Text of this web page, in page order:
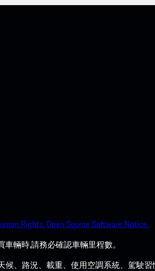
Rights.Open Source Software Notice.
輛時,請務必確認車輛里程數。
、路況、載重、使用空調系統、駕駛